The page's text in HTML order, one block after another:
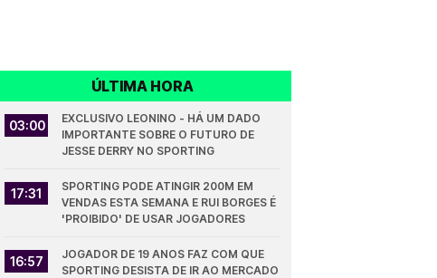
ÚLTIMA HORA
03:00
EXCLUSIVO LEONINO - HÁ UM DADO
IMPORTANTE SOBRE O FUTURO DE
JESSE DERRY NO SPORTING
17:31
SPORTING PODE ATINGIR 200M EM
VENDAS ESTA SEMANA E RUI BORGES É
'PROIBIDO' DE USAR JOGADORES
16:57
JOGADOR DE 19 ANOS FAZ COM QUE
SPORTING DESISTA DE IR AO MERCADO